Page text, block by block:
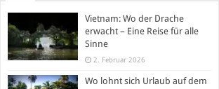
Vietnam: Wo der Drache
erwacht – Eine Reise für alle
Sinne
2. Februar 2026
Wo lohnt sich Urlaub auf dem